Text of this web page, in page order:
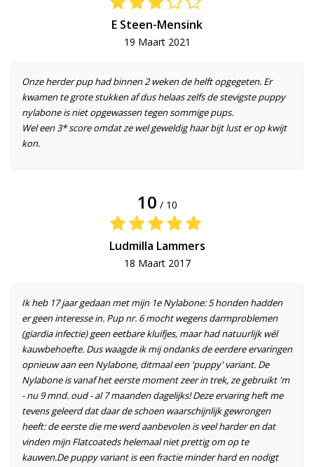
E Steen-Mensink
19 Maart 2021
Onze herder pup had binnen 2 weken de helft opgegeten. Er
kwamen te grote stukken af dus helaas zelfs de stevigste puppy
nylabone is niet opgewassen tegen sommige pups.
Wel een 3* score omdat ze wel geweldig haar bijt lust er op kwijt
kon.
10 / 10
Ludmilla Lammers
18 Maart 2017
Ik heb 17 jaar gedaan met mijn 1e Nylabone: 5 honden hadden
er geen interesse in. Pup nr. 6 mocht wegens darmproblemen
(giardia infectie) geen eetbare kluifjes, maar had natuurlijk wél
kauwbehoefte. Dus waagde ik mij ondanks de eerdere ervaringen
opnieuw aan een Nylabone, ditmaal een 'puppy' variant. De
Nylabone is vanaf het eerste moment zeer in trek, ze gebruikt 'm
- nu 9 mnd. oud - al 7 maanden dagelijks! Deze ervaring heft me
tevens geleerd dat daar de schoen waarschijnlijk gewrongen
heeft: de eerste die me werd aanbevolen is veel harder en dat
vinden mijn Flatcoateds helemaal niet prettig om op te
kauwen.De puppy variant is een fractie minder hard en nodigt